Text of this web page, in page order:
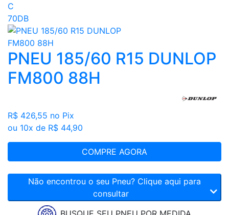
C
70DB
PNEU 185/60 R15 DUNLOP
FM800 88H
R$ 426,55 no Pix
ou 10x de R$ 44,90
COMPRE AGORA
Não encontrou o seu Pneu? Clique aqui para
consultar